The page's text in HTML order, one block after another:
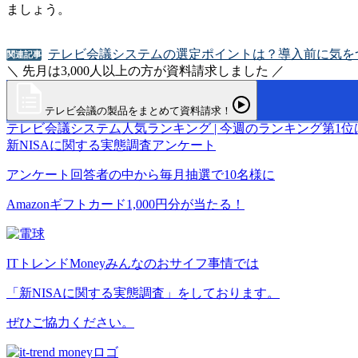
ましょう。
関連記事
テレビ会議システムの選定ポイントは？導入前に気
＼ 先月は3,000人以上の方が資料請求しました ／
テレビ会議の製品をまとめて資料請求！
テレビ会議システム 人気ランキング | 今週のランキング第1位
新NISAに関する実態調査アンケート
アンケート回答者の中から毎月抽選で10名様に
Amazonギフトカード1,000円分が当たる！
ITトレンドMoneyみんなのおサイフ事情では
「新NISAに関する実態調査」をしております。
ぜひご協力ください。